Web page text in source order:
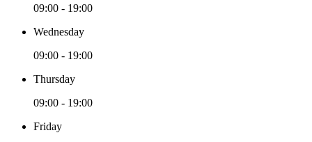
09:00 - 19:00
Wednesday
09:00 - 19:00
Thursday
09:00 - 19:00
Friday